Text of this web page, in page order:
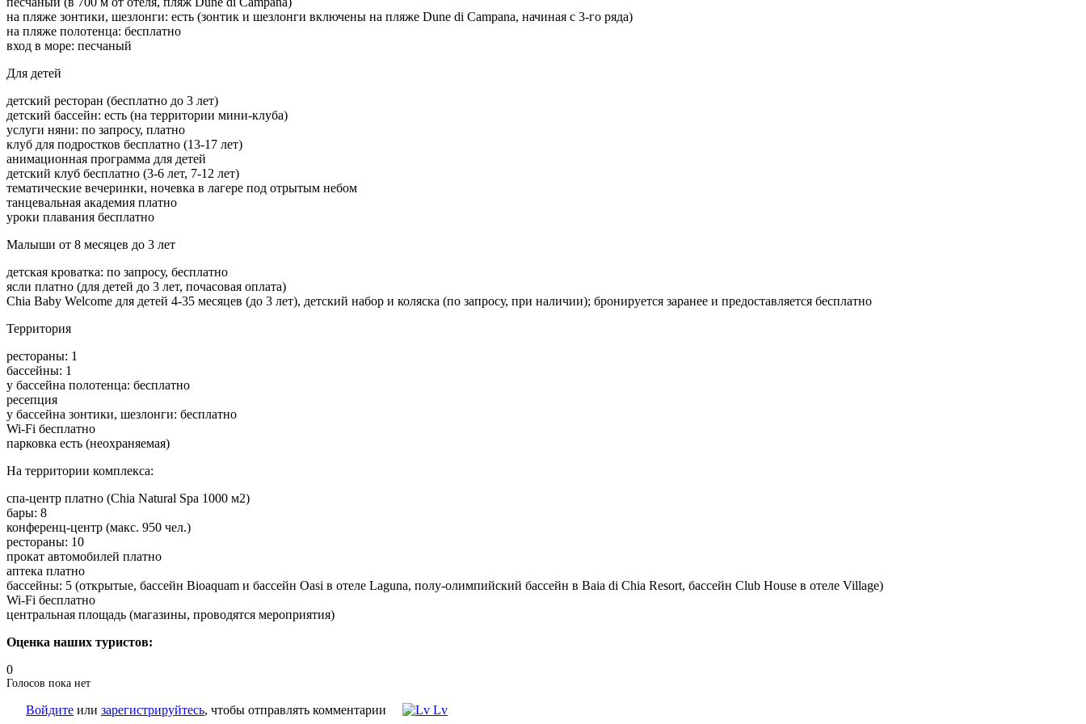
на пляже зонтики, шезлонги: есть (зонтик и шезлонги включены на пляже Dune di Campana, начиная с 3-го ряда)
на пляже полотенца: бесплатно
вход в море: песчаный
Для детей
детский ресторан (бесплатно до 3 лет)
детский бассейн: есть (на территории мини-клуба)
услуги няни: по запросу, платно
клуб для подростков бесплатно (13-17 лет)
анимационная программа для детей
детский клуб бесплатно (3-6 лет, 7-12 лет)
тематические вечеринки, ночевка в лагере под отрытым небом
танцевальная академия платно
уроки плавания бесплатно
Малыши от 8 месяцев до 3 лет
детская кроватка: по запросу, бесплатно
ясли платно (для детей до 3 лет, почасовая оплата)
Chia Baby Welcome для детей 4-35 месяцев (до 3 лет), детский набор и коляска (по запросу, при наличии); бронируется заранее и предоставляется бесплатно
Территория
рестораны: 1
бассейны: 1
у бассейна полотенца: бесплатно
ресепция
у бассейна зонтики, шезлонги: бесплатно
Wi-Fi бесплатно
парковка есть (неохраняемая)
На территории комплекса:
спа-центр платно (Chia Natural Spa 1000 м2)
бары: 8
конференц-центр (макс. 950 чел.)
рестораны: 10
прокат автомобилей платно
аптека платно
бассейны: 5 (открытые, бассейн Bioaquam и бассейн Oasi в отеле Laguna, полу-олимпийский бассейн в Baia di Chia Resort, бассейн Club House в отеле Village)
Wi-Fi бесплатно
центральная площадь (магазины, проводятся мероприятия)
Оценка наших туристов:
0
Голосов пока нет
Войдите или зарегистрируйтесь, чтобы отправлять комментарии Lv